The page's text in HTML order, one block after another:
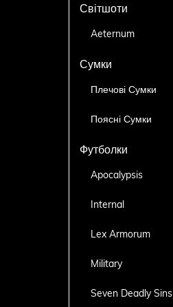
Світшоти
Aeternum
Сумки
Плечові Сумки
Поясні Сумки
Футболки
Apocalypsis
Internal
Lex Armorum
Military
Seven Deadly Sins